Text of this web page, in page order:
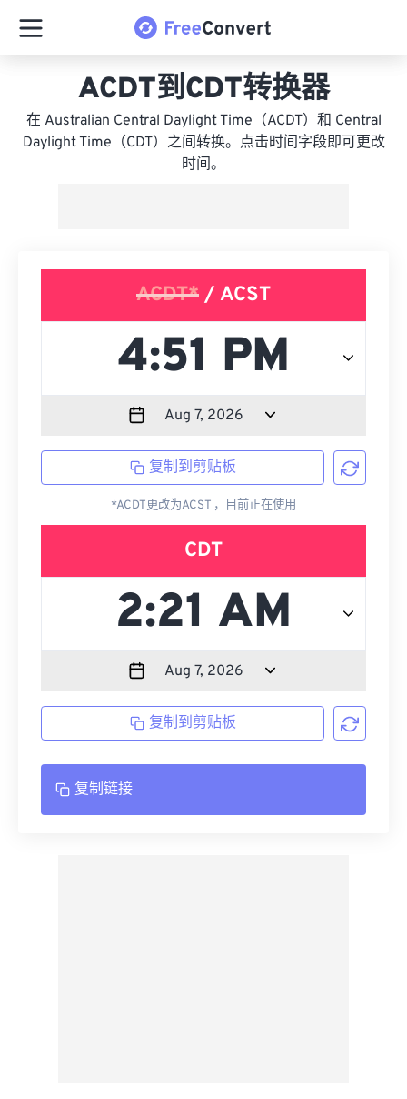
ACDT到CDT转换器
在 Australian Central Daylight Time（ACDT）和 Central
Daylight Time（CDT）之间转换。点击时间字段即可更改
时间。
ACDT* / ACST
复制到剪贴板
*ACDT更改为ACST ，目前正在使用
CDT
复制到剪贴板
复制链接